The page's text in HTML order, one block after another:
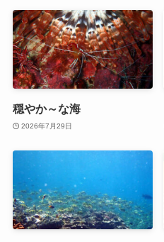
穏やか～な海
2026年7月29日